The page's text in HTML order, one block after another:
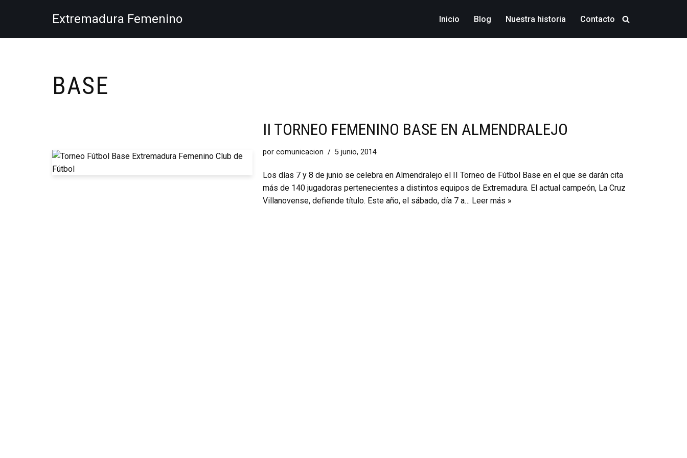
al
Extremadura Femenino Inicio Blog Nuestra historia Contacto
BASE
II TORNEO FEMENINO BASE EN ALMENDRALEJO
por comunicacion 5 junio, 2014
Los días 7 y 8 de junio se celebra en Almendralejo el II Torneo de Fútbol Base en el que se darán cita
más de 140 jugadoras pertenecientes a distintos equipos de Extremadura. El actual campeón, La Cruz
Villanovense, defiende título. Este año, el sábado, día 7 a… Leer más »